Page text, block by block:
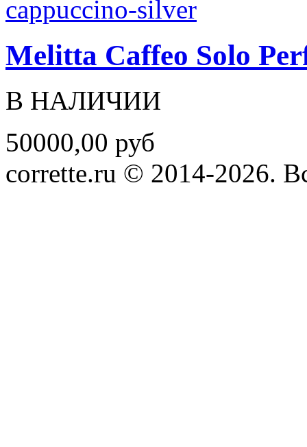
Melitta Caffeo Solo
В НАЛИЧИИ
50000,00 руб
corrette.ru © 2014-2026.